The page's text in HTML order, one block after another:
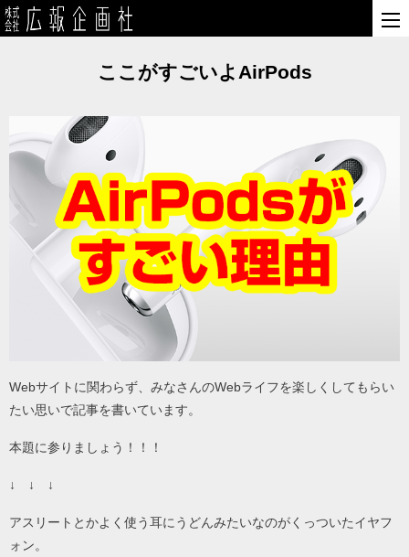
ここがすごいよAirPods
Webサイトに関わらず、みなさんのWebライフを楽しくしてもらい
たい思いで記事を書いています。
本題に参りましょう！！！
↓ ↓ ↓
アスリートとかよく使う耳にうどんみたいなのがくっついたイヤフ
ォン。